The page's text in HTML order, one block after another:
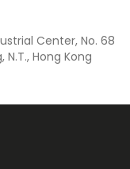
Center, No. 68
Hong Kong